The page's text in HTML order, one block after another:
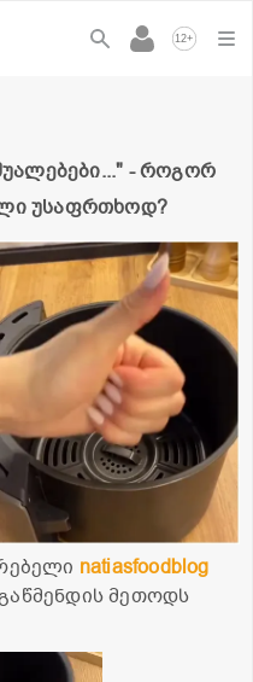
12+
- როგორ
უსაფრთხოდ?
natiasfoodblog
მეთოდს